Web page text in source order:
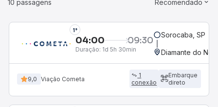
10 passagens Recomendado
1°
04:00 09:30
Duração: 1d 5h 30min
Sorocaba, SP
Diamante do
9,0 Viação Cometa
1
conexão
Embarque
direto